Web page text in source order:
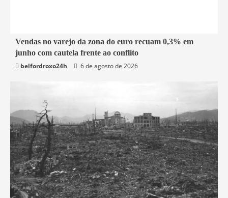
1 min read
Economia
Vendas no varejo da zona do euro recuam 0,3% em
junho com cautela frente ao conflito
belfordroxo24h
6 de agosto de 2026